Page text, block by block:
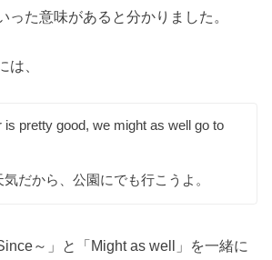
った意味があると分かりました。
は、
is pretty good, we might as well go to
だから、公園にでも行こうよ。
～」と「Might as well」を一緒に